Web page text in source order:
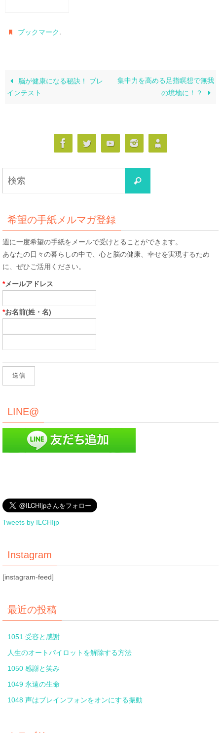
ブックマーク.
脳が健康になる秘訣！ ブレ
インテスト
集中力を高める足指瞑想で無我
の境地に！？
検
索
希望の手紙メルマガ登録
週に一度希望の手紙をメールで受けとることができます。
あなたの日々の暮らしの中で、心と脳の健康、幸せを実現するため
に、ぜひご活用ください。
*メールアドレス
*お名前(姓・名)
LINE@
Tweets by ILCHIjp
Instagram
[instagram-feed]
最近の投稿
1051 受容と感謝
人生のオートパイロットを解除する方法
1050 感謝と笑み
1049 永遠の生命
1048 声はブレインフォンをオンにする振動